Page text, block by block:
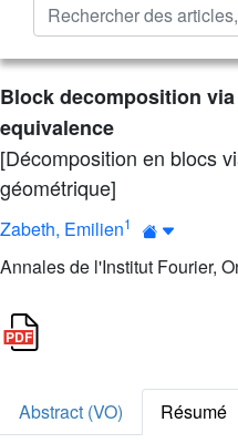
Block decomposition
equivalence
[Décomposition en blocs
géométrique]
Zabeth, Emilien1
Annales de l'Institut Fourier,
Abstract (VO)
Résumé